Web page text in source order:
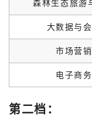
森林生态旅游
大数据与
市场营销
电子商务
第二档：